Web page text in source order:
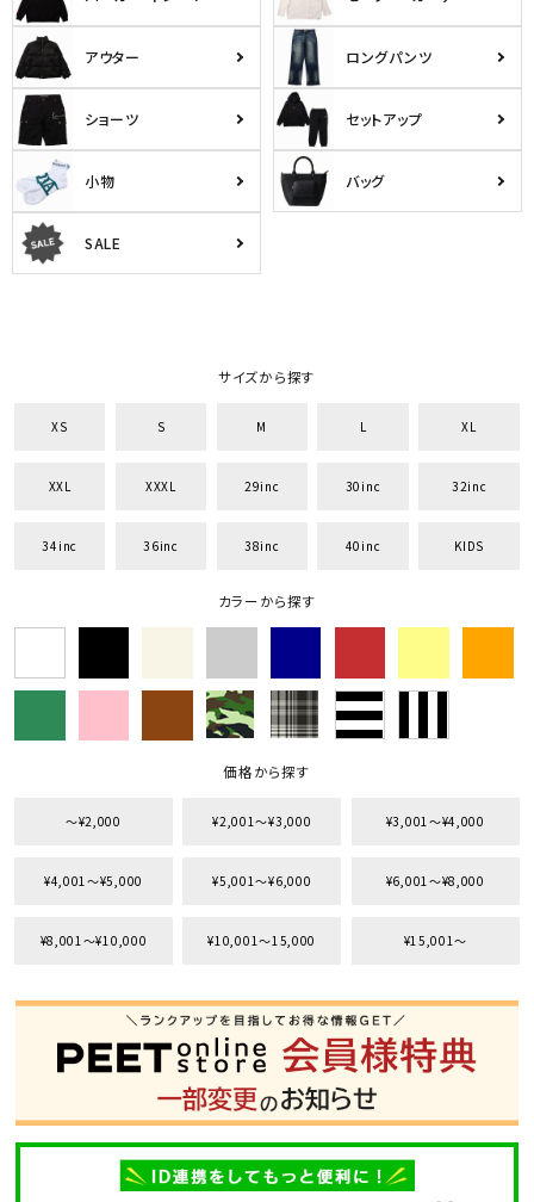
キーワードから探す
価格から探す
並び順
L
29inc
30inc
32inc
KIDS
tune
アウター ロングパンツ
ショーツ セットアップ
小物 バッグ
SALE
サイズから探す
XS S M L XL
XXL XXXL 29inc 30inc 32inc
34inc 36inc 38inc 40inc KIDS
カラーから探す
価格から探す
〜¥2,000 ¥2,001〜¥3,000 ¥3,001〜¥4,000
¥4,001〜¥5,000 ¥5,001〜¥6,000 ¥6,001〜¥8,000
¥8,001〜¥10,000 ¥10,001〜15,000 ¥15,001〜